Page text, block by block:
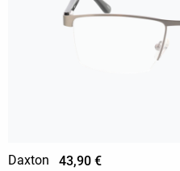
Daxton 43,90 €